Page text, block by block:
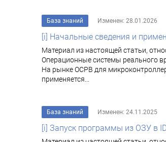
База знаний Изменен: 28.01.2026
[i] Начальные сведения и
Материал из настоящей статьи,
Операционные системы реального
На рынке ОСРВ для
применяется...
База знаний Изменен: 24.11.2025
[i] Запуск программы из ОЗУ в